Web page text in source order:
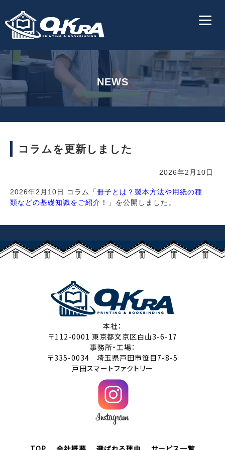
NEWS
コラムを更新しました
2026年2月10日
2026年2月10日 コラム「冊子とは？製本方法や用紙の種
類などの基礎知識をご紹介！
」を公開しました。
本社：
〒112-0001 東京都文京区白山3-6-17
事務所・工場：
〒335-0034 埼玉県戸田市笹目7-8-5
戸田スマートファクトリー